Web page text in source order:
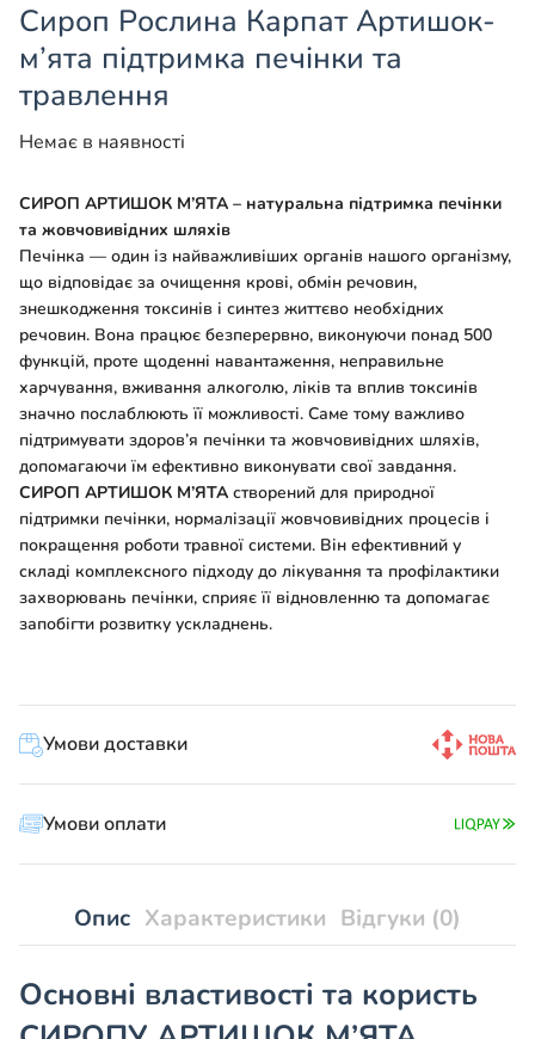
Сироп Рослина Карпат Артишок-
м’ята підтримка печінки та
травлення
Немає в наявності
СИРОП АРТИШОК М’ЯТА – натуральна підтримка печінки
та жовчовивідних шляхів
Печінка — один із найважливіших органів нашого організму,
що відповідає за очищення крові, обмін речовин,
знешкодження токсинів і синтез життєво необхідних
речовин. Вона працює безперервно, виконуючи понад 500
функцій, проте щоденні навантаження, неправильне
харчування, вживання алкоголю, ліків та вплив токсинів
значно послаблюють її можливості. Саме тому важливо
підтримувати здоров’я печінки та жовчовивідних шляхів,
допомагаючи їм ефективно виконувати свої завдання.
СИРОП АРТИШОК М’ЯТА створений для природної
підтримки печінки, нормалізації жовчовивідних процесів і
покращення роботи травної системи. Він ефективний у
складі комплексного підходу до лікування та профілактики
захворювань печінки, сприяє її відновленню та допомагає
запобігти розвитку ускладнень.
Умови доставки
Умови оплати
Опис Характеристики Відгуки (0)
Основні властивості та користь